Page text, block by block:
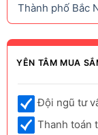
Thành phố Bắc
YÊN TÂM MUA
Đội ngũ tư
Thanh toán